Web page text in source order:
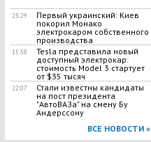
23:29
Первый украинский: Киев
покорил Монако
электрокаром собственного
производства
15:58
Tesla представила новый
доступный электрокар:
стоимость Model 3 стартует
от $35 тысяч
22:07
Стали известны кандидаты
на пост президента
"АвтоВАЗа" на смену Бу
Андерссону
ВСЕ НОВОСТИ »